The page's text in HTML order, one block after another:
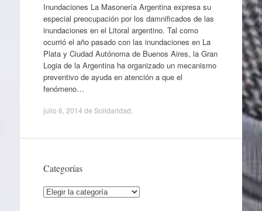
Inundaciones La Masonería Argentina expresa su
especial preocupación por los damnificados de las
inundaciones en el Litoral argentino. Tal como
ocurrió el año pasado con las inundaciones en La
Plata y Ciudad Autónoma de Buenos Aires, la Gran
Logia de la Argentina ha organizado un mecanismo
preventivo de ayuda en atención a que el
fenómeno…
julio 6, 2014 de Solidaridad
Categorías
Categorías